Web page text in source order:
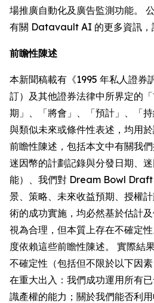
場推廣自動化及廣告監測功能。
有關 Datavault AI 的更多資訊，
前瞻性陳述
本新聞稿載有《1995 年私人證券
訂）及其他證券法律中所界定的
期」、「將會」、「預計」、「
與類似未來或條件性表述，均用
前瞻性陳述，包括本文中有關我
迷因幣的計劃記錄與分發日期、
能）、我們對 Dream Bowl Draft
景、策略、未來收益預期、授權
術的成功實施，均必然基於估計
視為合理，但本質上存在不確定
度依賴這些前瞻性陳述。 實際結
不確定性（包括但不限於以下因
在重大出入：我們成功運用所有
識產權的能力；關於我們能否利